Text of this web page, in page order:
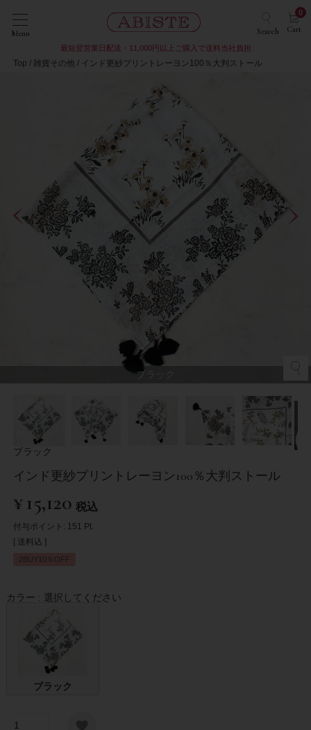
Menu Search Cart
0
最短翌営業日配送・11,000円以上ご購入で送料当社負担
Top 雑貨その他 インド更紗プリントレーヨン100％大判ストール
ブラック
ブラック
インド更紗プリントレーヨン100％大判ストール
¥15,120 税込
付与ポイント: 151 Pt.
送料込
2BUY10％OFF
カラー 選択してください
ブラック